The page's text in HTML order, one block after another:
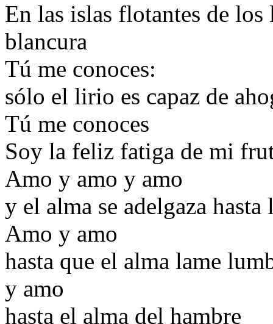
En las islas flotantes de
blancura
Tú me conoces:
sólo el lirio es capaz de
Tú me conoces
Soy la feliz fatiga de mi
Amo y amo y amo
y el alma se adelgaza hasta
Amo y amo
hasta que el alma lame
y amo
hasta el alma del hambre